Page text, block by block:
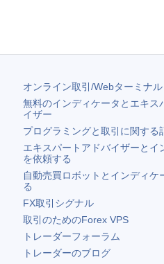
オンライン取引/Webターミナル
無料のインディケータとエキス
イザー
プログラミングと取引に関する
エキスパートアドバイザーとイ
を依頼する
自動売買ロボットとインディケ
る
FX取引シグナル
取引のためのForex VPS
トレーダーフォーラム
トレーダーのブログ